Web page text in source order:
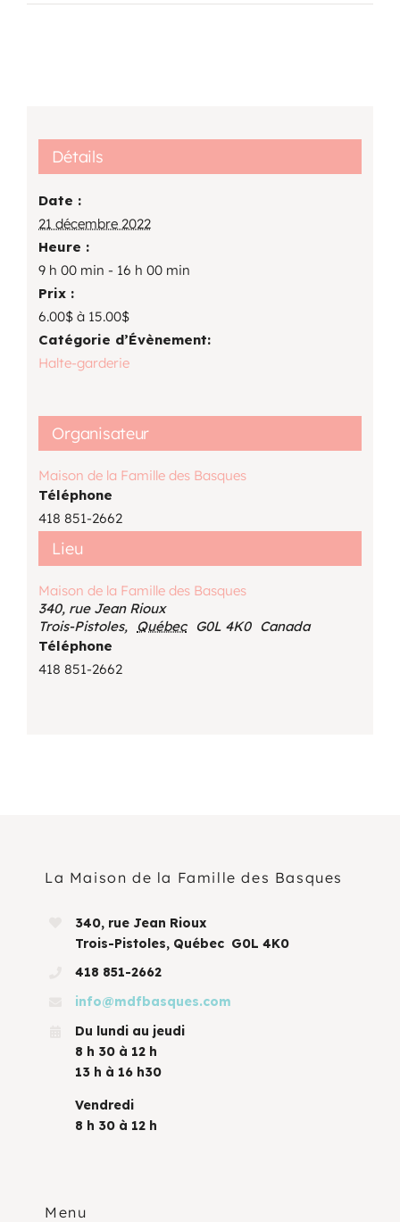
Détails
Date :
21 décembre 2022
Heure :
9 h 00 min - 16 h 00 min
Prix :
6.00$ à 15.00$
Catégorie d’Évènement:
Halte-garderie
Lieu
Maison de la Famille des Basques
340, rue Jean Rioux
Trois-Pistoles, Québec G0L 4K0 Canada
Téléphone
418 851-2662
Organisateur
Maison de la Famille des Basques
Téléphone
418 851-2662
La Maison de la Famille des Basques
340, rue Jean Rioux
Trois-Pistoles, Québec G0L 4K0
418 851-2662
info@mdfbasques.com
Du lundi au jeudi
8 h 30 à 12 h
13 h à 16 h30
Vendredi
8 h 30 à 12 h
Menu